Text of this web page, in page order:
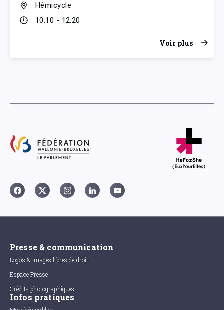
Hémicycle
10:10 - 12:20
Voir plus
Presse & communication
Logos & Images libres de droit
Espace Presse
Crédits photographiques
Infos pratiques